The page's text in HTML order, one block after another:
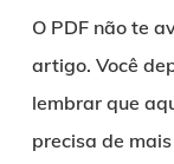
O PDF não te
artigo. Você
lembrar que
precisa de